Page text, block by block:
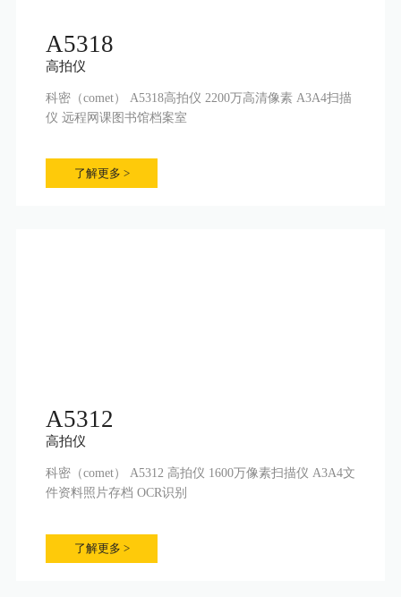
A5318
高拍仪
科密（comet） A5318高拍仪 2200万高清像素 A3A4扫描
仪 远程网课图书馆档案室
了解更多 >
A5312
高拍仪
科密（comet） A5312 高拍仪 1600万像素扫描仪 A3A4文
件资料照片存档 OCR识别
了解更多 >